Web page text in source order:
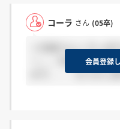
コーラ さん (05卒)
＞天使さんへ やっぱ
ー。。GW明けには
ので、、、もう少し
会員登録